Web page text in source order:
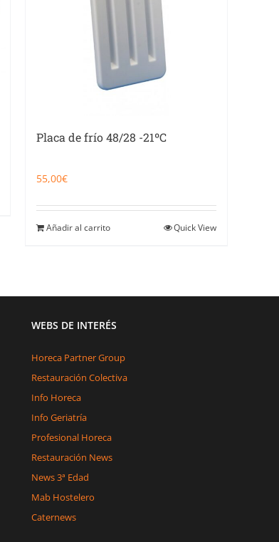
Placa de frío 48/28 -21ºC
55,00€
Añadir al carrito Quick View
WEBS DE INTERÉS
Horeca Partner Group
Restauración Colectiva
Info Horeca
Info Geriatría
Profesional Horeca
Restauración News
News 3ª Edad
Mab Hostelero
Caternews